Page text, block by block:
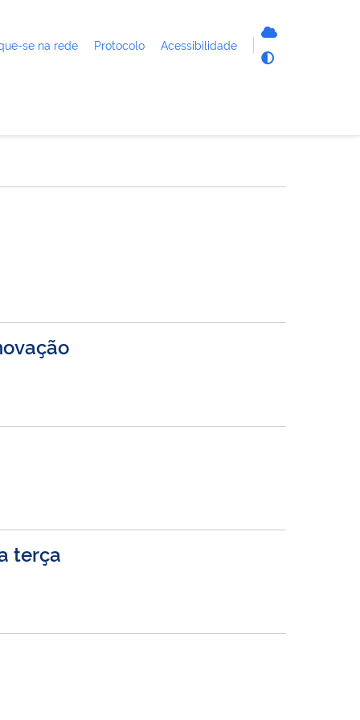
se na rede Protocolo Acessibilidade
terça